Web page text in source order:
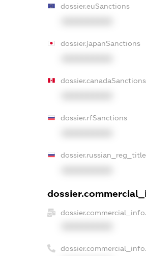
dossier.euSanctions
dossier.japanSanctions
dossier.canadaSanctions
dossier.rfSanctions
dossier.russian_reg_title